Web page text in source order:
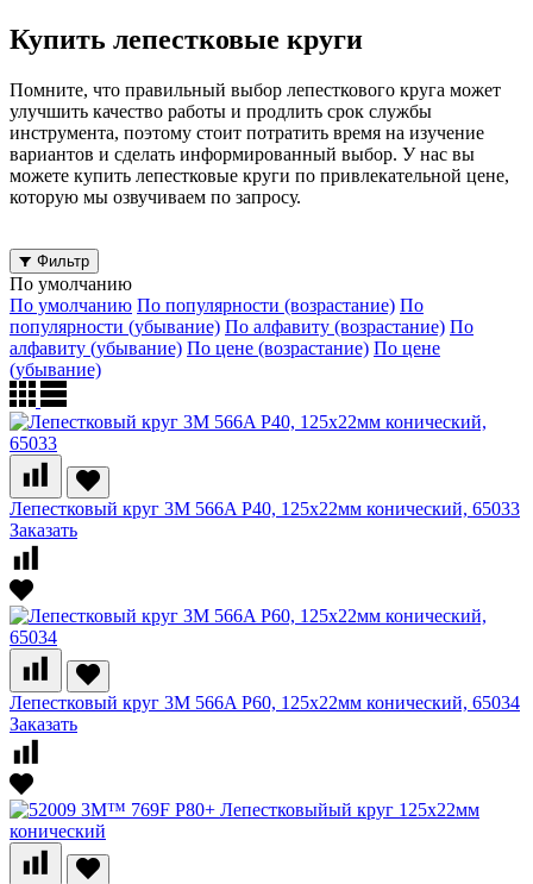
Купить лепестковые круги
Помните, что правильный выбор лепесткового круга может
улучшить качество работы и продлить срок службы
инструмента, поэтому стоит потратить время на изучение
вариантов и сделать информированный выбор. У нас вы
можете купить лепестковые круги по привлекательной цене,
которую мы озвучиваем по запросу.
Фильтр
По умолчанию
По умолчанию По популярности (возрастание) По
популярности (убывание) По алфавиту (возрастание) По
алфавиту (убывание) По цене (возрастание) По цене
(убывание)
Лепестковый круг 3M 566A P40, 125х22мм конический, 65033
Заказать
Лепестковый круг 3M 566A P60, 125х22мм конический, 65034
Заказать